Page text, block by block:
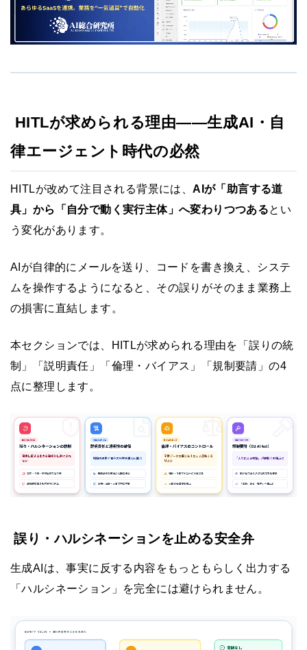
HITLが求められる理由——生成AI・自
律エージェント時代の必然
HITLが改めて注目される背景には、AIが「助言する道
具」から「自分で動く実行主体」へ変わりつつあるとい
う変化があります。
AIが自律的にメールを送り、コードを書き換え、システ
ムを操作するようになると、その誤りがそのまま業務上
の損害に直結します。
本セクションでは、HITLが求められる理由を「誤りの統
制」「説明責任」「倫理・バイアス」「規制要請」の4
点に整理します。
誤り・ハルシネーションを止める安全弁
生成AIは、事実に反する内容をもっともらしく出力する
「ハルシネーション」を完全には避けられません。